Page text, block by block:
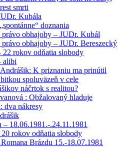
smrti
Kubála
doznania
právo obhajoby – JUDr. Kubál
právo obhajoby – JUDr. Bereszecký
rokov odňatia slobody
alibi
K priznaniu ma prinútil
spoluväzeň v cele
náčrtok s realitou?
: Obžalovaný hladuje
dva nákresy
– 18.06.1981.-.24.11.1981
rokov odňatia slobody
Brázdu 15.-18.07.1981